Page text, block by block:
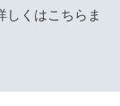
しくはこちら ま